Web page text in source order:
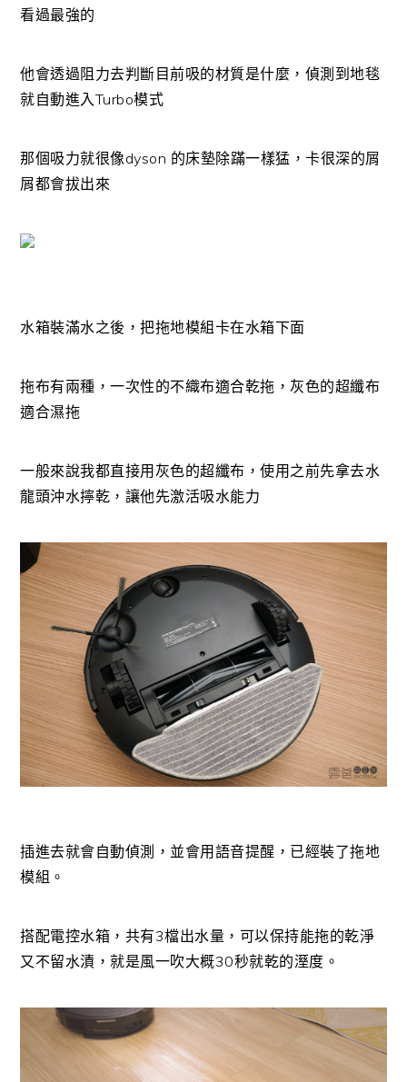
看過最強的
他會透過阻力去判斷目前吸的材質是什麼，偵測到地毯
就自動進入Turbo模式
那個吸力就很像dyson 的床墊除蹣一樣猛，卡很深的屑
屑都會拔出來
水箱裝滿水之後，把拖地模組卡在水箱下面
拖布有兩種，一次性的不織布適合乾拖，灰色的超纖布
適合濕拖
一般來說我都直接用灰色的超纖布，使用之前先拿去水
龍頭沖水擰乾，讓他先激活吸水能力
插進去就會自動偵測，並會用語音提醒，已經裝了拖地
模組。
搭配電控水箱，共有3檔出水量，可以保持能拖的乾淨
又不留水漬，就是風一吹大概30秒就乾的溼度。